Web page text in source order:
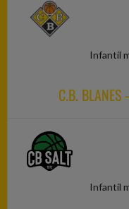
Infantil
C.B. BLANES
Infantil